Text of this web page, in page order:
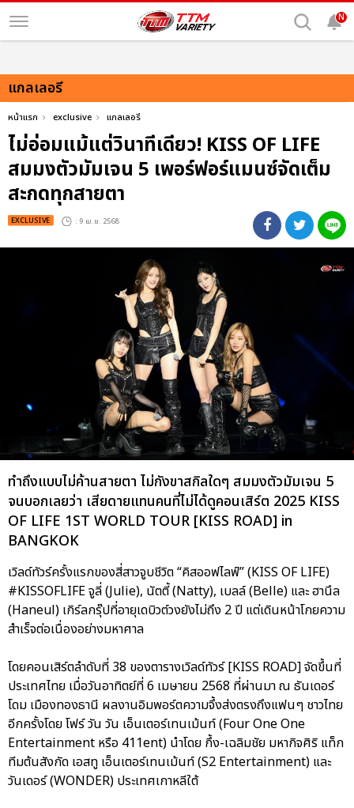
N
แกลเลอรี
หน้าแรก exclusive แกลเลอรี
ไม่อ่อมแม้แต่วินาทีเดียว! KISS OF LIFE
สมมงตัวมัมเจน 5 เพอร์ฟอร์แมนซ์จัดเต็ม
สะกดทุกสายตา
EXCLUSIVE : 9 เม.ย. 2568
ทำถึงแบบไม่ค้านสายตา ไม่กังขาสกิลใดๆ สมมงตัวมัมเจน 5
จนบอกเลยว่า เสียดายแทนคนที่ไม่ได้ดูคอนเสิร์ต 2025 KISS
OF LIFE 1ST WORLD TOUR [KISS ROAD] in
BANGKOK
เวิลด์ทัวร์ครั้งแรกของสี่สาวจูบชีวิต “คิสออฟไลฟ์” (KISS OF LIFE)
#KISSOFLIFE จูลี่ (Julie), นัตตี้ (Natty), เบลล์ (Belle) และ ฮานึล
(Haneul) เกิร์ลกรุ๊ปที่อายุเดบิวต์วงยังไม่ถึง 2 ปี แต่เดินหน้าโกยความ
สำเร็จต่อเนื่องอย่างมหาศาล
โดยคอนเสิร์ตลำดับที่ 38 ของตารางเวิลด์ทัวร์ [KISS ROAD] จัดขึ้นที่
ประเทศไทย เมื่อวันอาทิตย์ที่ 6 เมษายน 2568 ที่ผ่านมา ณ ธันเดอร์
โดม เมืองทองธานี ผลงานอิมพอร์ตความจึ้งส่งตรงถึงแฟนๆ ชาวไทย
อีกครั้งโดย โฟร์ วัน วัน เอ็นเตอร์เทนเม้นท์ (Four One One
Entertainment หรือ 411ent) นำโดย กึ้ง-เฉลิมชัย มหากิจศิริ แท็ก
ทีมต้นสังกัด เอสทู เอ็นเตอร์เทนเม้นท์ (S2 Entertainment) และ
วันเดอร์ (WONDER) ประเทศเกาหลีใต้